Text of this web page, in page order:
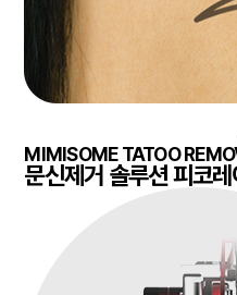
MIMISOME TATOO
문신제거 솔루션피코레